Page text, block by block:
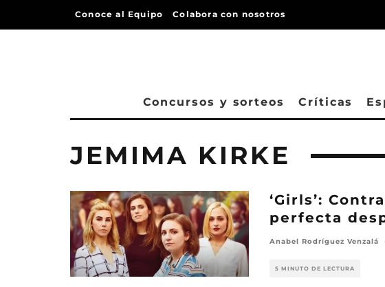
Conoce al Equipo Colabora con nosotros
Concursos y sorteos Críticas
JEMIMA KIRKE
‘Girls’:
perfecta
Anabel Rodríguez Venzalá
5 MINUTO DE LECTURA